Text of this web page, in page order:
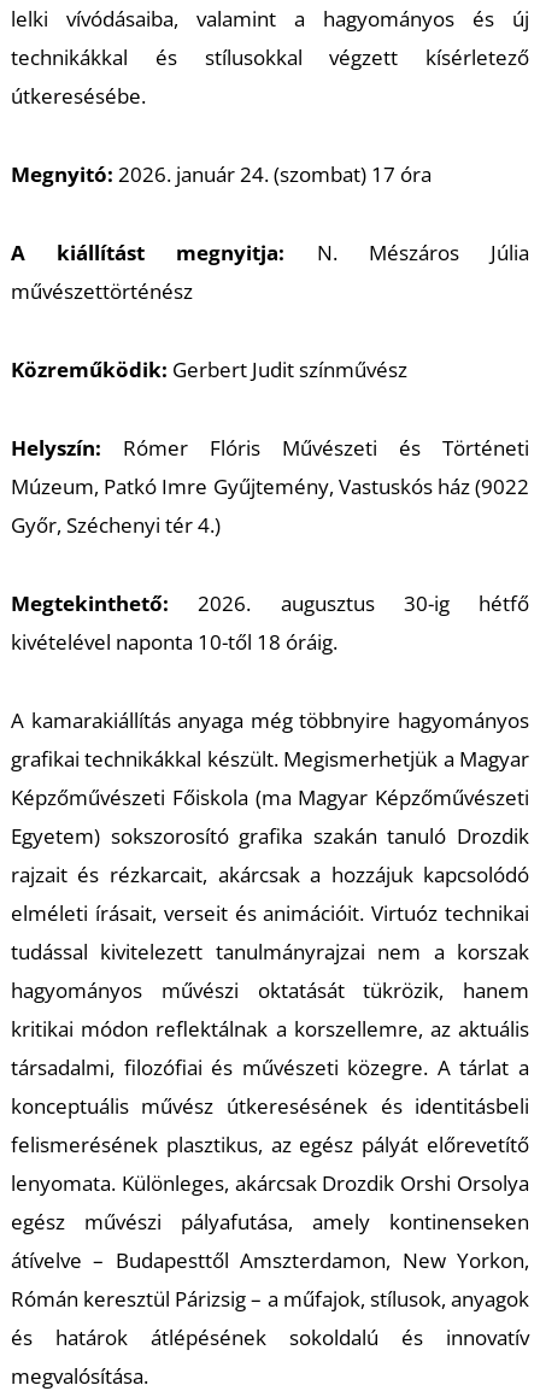
lelki vívódásaiba, valamint a hagyományos és új
technikákkal és stílusokkal végzett kísérletező
útkeresésébe.
Megnyitó: 2026. január 24. (szombat) 17 óra
A kiállítást megnyitja: N. Mészáros Júlia
művészettörténész
Közreműködik: Gerbert Judit színművész
Helyszín: Rómer Flóris Művészeti és Történeti
Múzeum, Patkó Imre Gyűjtemény, Vastuskós ház (9022
Győr, Széchenyi tér 4.)
Megtekinthető: 2026. augusztus 30-ig hétfő
kivételével naponta 10-től 18 óráig.
A kamarakiállítás anyaga még többnyire hagyományos
grafikai technikákkal készült. Megismerhetjük a Magyar
Képzőművészeti Főiskola (ma Magyar Képzőművészeti
Egyetem) sokszorosító grafika szakán tanuló Drozdik
rajzait és rézkarcait, akárcsak a hozzájuk kapcsolódó
elméleti írásait, verseit és animációit. Virtuóz technikai
tudással kivitelezett tanulmányrajzai nem a korszak
hagyományos művészi oktatását tükrözik, hanem
kritikai módon reflektálnak a korszellemre, az aktuális
társadalmi, filozófiai és művészeti közegre. A tárlat a
konceptuális művész útkeresésének és identitásbeli
felismerésének plasztikus, az egész pályát előrevetítő
lenyomata. Különleges, akárcsak Drozdik Orshi Orsolya
egész művészi pályafutása, amely kontinenseken
átívelve – Budapesttől Amszterdamon, New Yorkon,
Rómán keresztül Párizsig – a műfajok, stílusok, anyagok
és határok átlépésének sokoldalú és innovatív
megvalósítása.